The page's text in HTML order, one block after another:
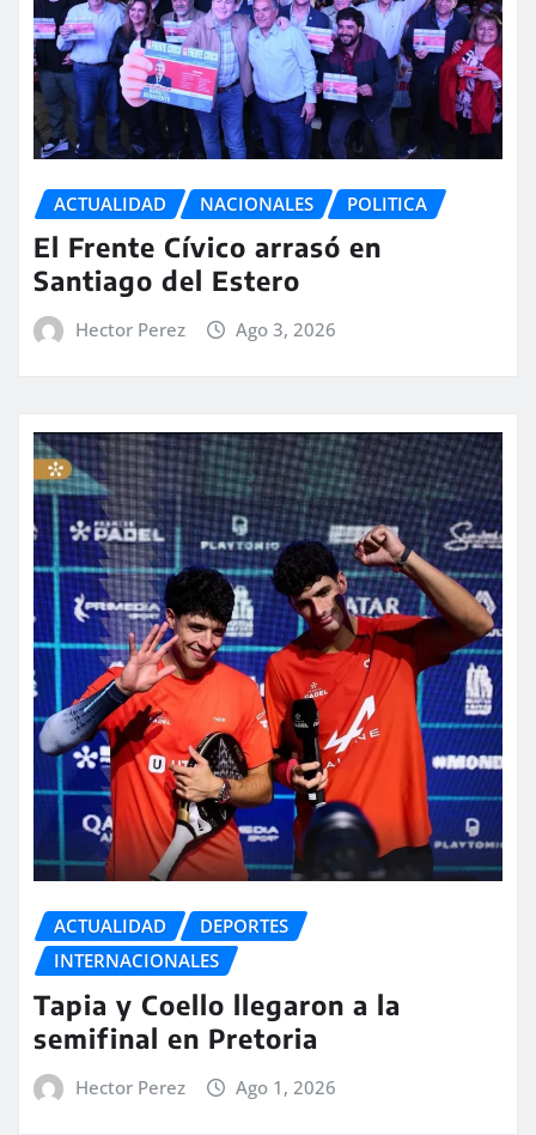
ACTUALIDAD NACIONALES POLITICA
El Frente Cívico arrasó en
Santiago del Estero
Hector Perez Ago 3, 2026
ACTUALIDAD
DEPORTES
INTERNACIONALES
Tapia y Coello llegaron a la
semifinal en Pretoria
Hector Perez Ago 1, 2026